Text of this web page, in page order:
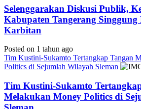
Selenggarakan Diskusi Publik,
Kabupaten Tangerang
Karbitan
Posted on 1 tahun ago
Tim Kustini-Sukamto Tertangkap Tangan
Politics di Sejumlah Wilayah Sleman
Tim Kustini-Sukamto
Melakukan Money Politics di